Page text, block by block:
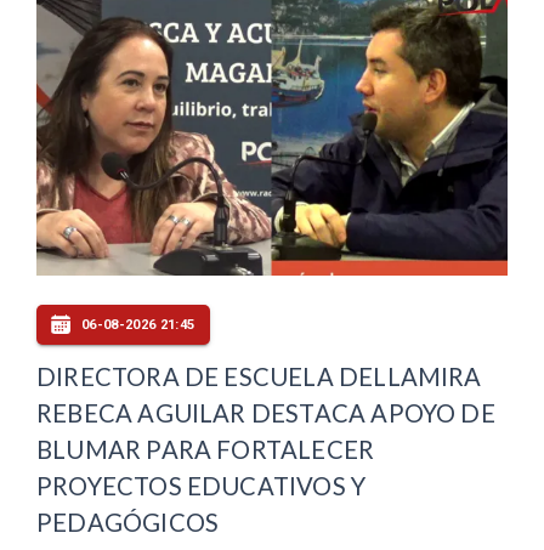
06-08-2026 21:45
DIRECTORA DE ESCUELA DELLAMIRA
REBECA AGUILAR DESTACA APOYO DE
BLUMAR PARA FORTALECER
PROYECTOS EDUCATIVOS Y
PEDAGÓGICOS